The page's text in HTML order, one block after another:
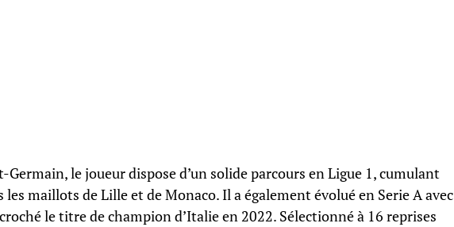
Germain, le joueur dispose d’un solide parcours en Ligue 1, cumulant
les maillots de Lille et de Monaco. Il a également évolué en Serie A avec
le titre de champion d’Italie en 2022. Sélectionné à 16 reprises